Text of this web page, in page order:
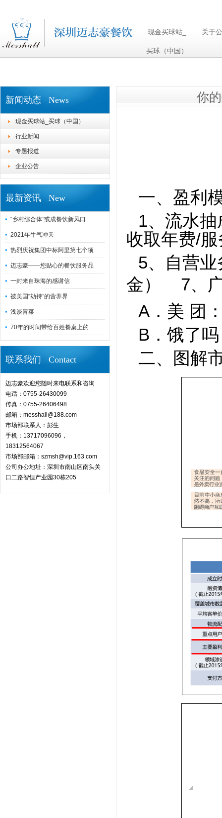
现金买球站_
买球（中国）
关于
新闻动态 News
现金买球站_买球（中国）
行业新闻
专题报道
企业公告
最新资讯 New
“乡村综合体”或成餐饮新风口
2021年牛气冲天
热烈庆祝集团中标阿里第七个项
迈志豪——您贴心的餐饮服务品
一封来自珠海的感谢信
被美国“劫持”的营养界
浅谈冒菜
70年的时间带给百姓餐桌上的
联系我们 Contact
迈志豪欢迎您随时来电联系和咨询
电话：0755-26430099
传真：0755-26406498
邮箱：messhall@188.com
市场部联系人：彭生
手机：13717096096，
18312564067
市场部邮箱：szmsh@vip.163.com
公司办公地址：深圳市南山区南头关
口二路智恒产业园30栋205
你
一、盈利
1、流水
收取年费
5、自营
金） 7、
A．美 团
B．饿了
二、图解